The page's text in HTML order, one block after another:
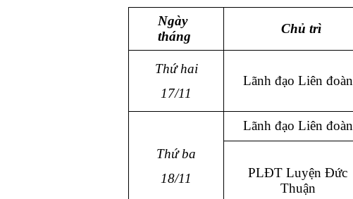
Ngày
tháng
Chủ trì
Thứ hai
17/11
Lãnh đạo Liên đoàn
Thứ ba
18/11
Lãnh đạo Liên đoàn
PLĐT Luyện Đức
Thuận